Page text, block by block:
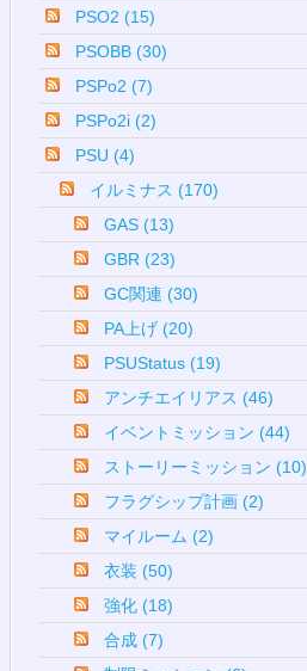
PSO2 (15)
PSOBB (30)
PSPo2 (7)
PSPo2i (2)
PSU (4)
イルミナス (170)
GAS (13)
GBR (23)
GC関連 (30)
PA上げ (20)
PSUStatus (19)
アンチエイリアス (46)
イベントミッション (44)
ストーリーミッション (10)
フラグシップ計画 (2)
マイルーム (2)
衣装 (50)
強化 (18)
合成 (7)